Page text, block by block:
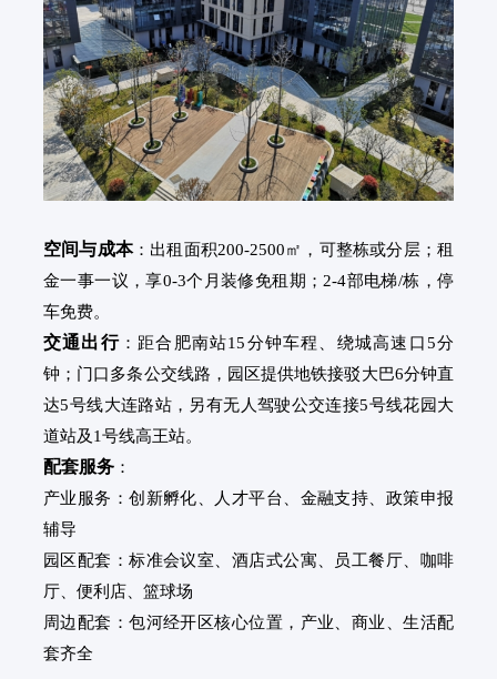
空间与成本：出租面积200-2500㎡，可整栋或分层；租
金一事一议，享0-3个月装修免租期；2-4部电梯/栋，停
车免费。
交通出行：距合肥南站15分钟车程、绕城高速口5分
钟；门口多条公交线路，园区提供地铁接驳大巴6分钟直
达5号线大连路站，另有无人驾驶公交连接5号线花园大
道站及1号线高王站。
配套服务 ：
产业服务：创新孵化、人才平台、金融支持、政策申报
辅导
园区配套：标准会议室、酒店式公寓、员工餐厅、咖啡
厅、便利店、篮球场
周边配套：包河经开区核心位置，产业、商业、生活配
套齐全